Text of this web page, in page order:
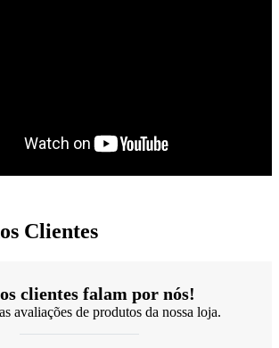
Clientes
clientes falam por nós!
avaliações de produtos da nossa loja.